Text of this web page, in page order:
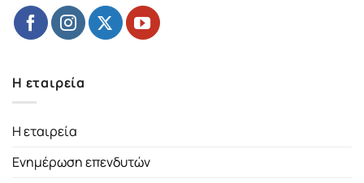
Η εταιρεία
Η εταιρεία
Ενημέρωση επενδυτών